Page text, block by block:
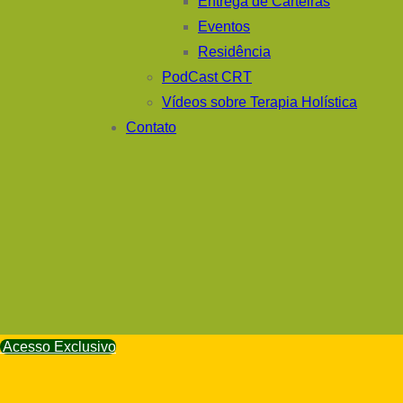
Eventos
Residência
PodCast CRT
Vídeos sobre Terapia Holística
Contato
Acesso Exclusivo